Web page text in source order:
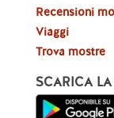
Recensioni
Viaggi
Trova mostre
SCARICA